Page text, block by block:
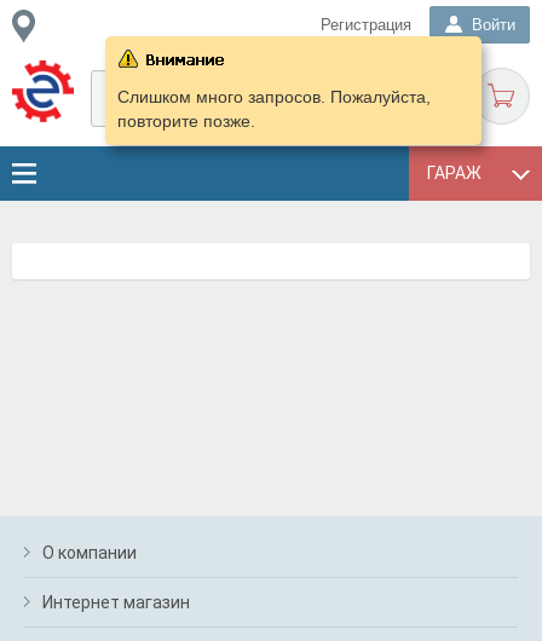
Регистрация Войти
ГАРАЖ
Слишком много запросов. Пожалуйста,
повторите позже.
О компании
Интернет магазин